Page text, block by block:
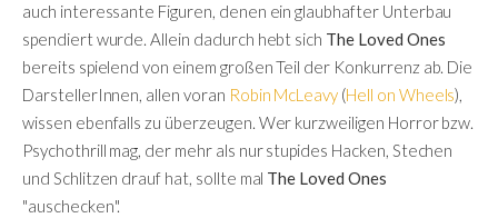
auch interessante Figuren, denen ein glaubhafter Unterbau
spendiert wurde. Allein dadurch hebt sich The Loved Ones
bereits spielend von einem großen Teil der Konkurrenz ab. Die
DarstellerInnen, allen voran Robin McLeavy (Hell on Wheels),
wissen ebenfalls zu überzeugen. Wer kurzweiligen Horror bzw.
Psychothrill mag, der mehr als nur stupides Hacken, Stechen
und Schlitzen drauf hat, sollte mal The Loved Ones
"auschecken".